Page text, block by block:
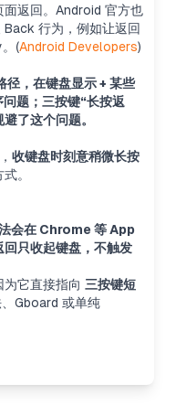
面返回。Android 官方也
行为，例如让返回
(Android Developers)
，在键盘显示 + 某些
题；三按键“长按返
了这个问题。
收键盘时刻意稍微长按
。
会在 Chrome 等 App
只收起键盘，不触发
它直接指向 三按键短
、Gboard 或单纯